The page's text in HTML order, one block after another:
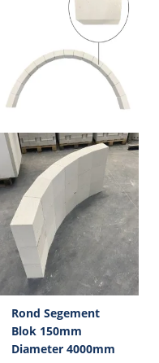
Rond Segement
Blok 150mm
Diameter 4000mm